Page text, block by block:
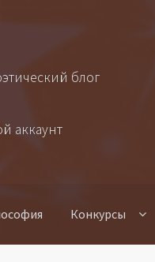
блог
аккаунт
Конкурсы